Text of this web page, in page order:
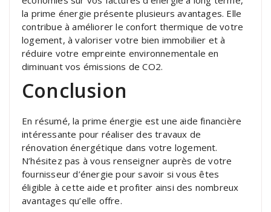
la prime énergie présente plusieurs avantages. Elle
contribue à améliorer le confort thermique de votre
logement, à valoriser votre bien immobilier et à
réduire votre empreinte environnementale en
diminuant vos émissions de CO2.
Conclusion
En résumé, la prime énergie est une aide financière
intéressante pour réaliser des travaux de
rénovation énergétique dans votre logement.
N’hésitez pas à vous renseigner auprès de votre
fournisseur d’énergie pour savoir si vous êtes
éligible à cette aide et profiter ainsi des nombreux
avantages qu’elle offre.